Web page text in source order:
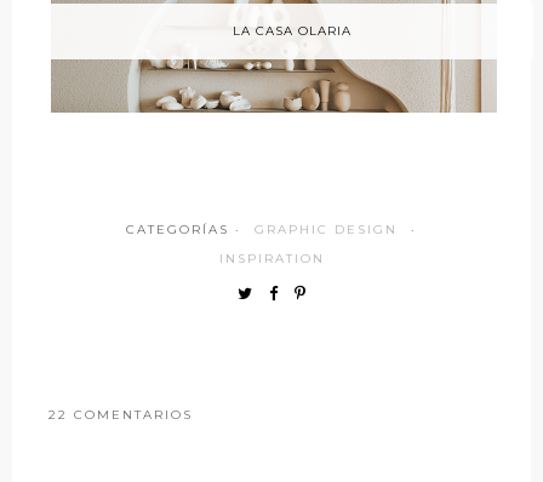
LA CASA OLARIA
CATEGORÍAS · GRAPHIC DESIGN
·
INSPIRATION
22 COMENTARIOS